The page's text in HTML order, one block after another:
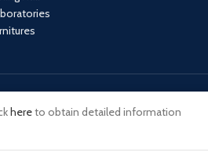
hereto obtain detailed information